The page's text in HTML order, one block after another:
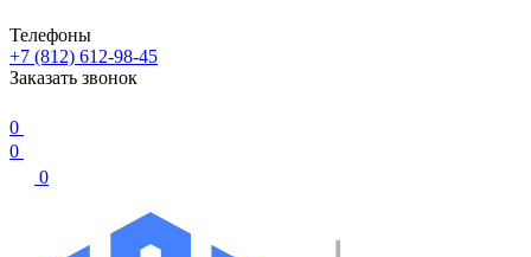
Телефоны
+7 (812) 612-98-45
Заказать звонок
0
0
0